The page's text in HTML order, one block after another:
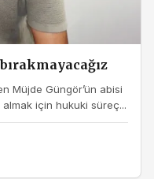
Müjde Güngör’ün abisi
için hukuki süreç...